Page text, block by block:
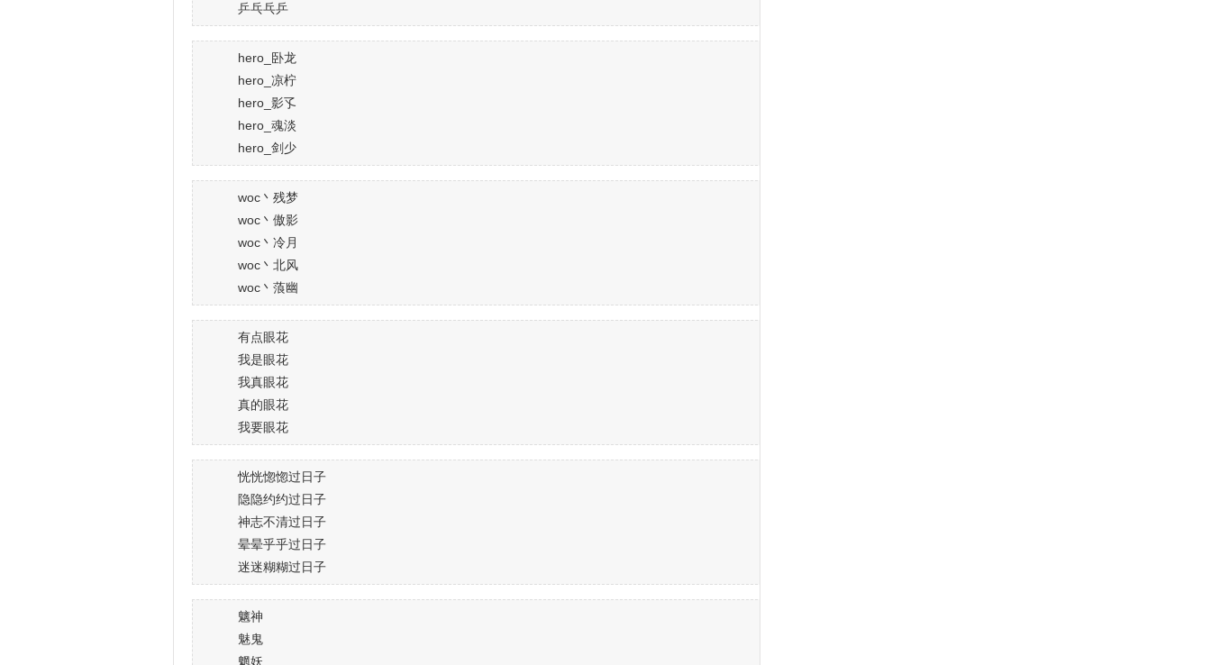
乒乓乓乒
hero_卧龙
hero_凉柠
hero_影孓
hero_魂淡
hero_剑少
woc丶残梦
woc丶傲影
woc丶冷月
woc丶北风
woc丶蒗幽
有点眼花
我是眼花
我真眼花
真的眼花
我要眼花
恍恍惚惚过日子
隐隐约约过日子
神志不清过日子
晕晕乎乎过日子
迷迷糊糊过日子
魑神
魅鬼
魍妖